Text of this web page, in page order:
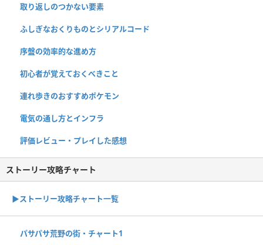
取り返しのつかない要素
ふしぎなおくりものとシリアルコード
序盤の効率的な進め方
初心者が覚えておくべきこと
連れ歩きのおすすめポケモン
電気の通し方とインフラ
評価レビュー・プレイした感想
ストーリー攻略チャート
▶ストーリー攻略チャート一覧
パサパサ荒野の街・チャート1